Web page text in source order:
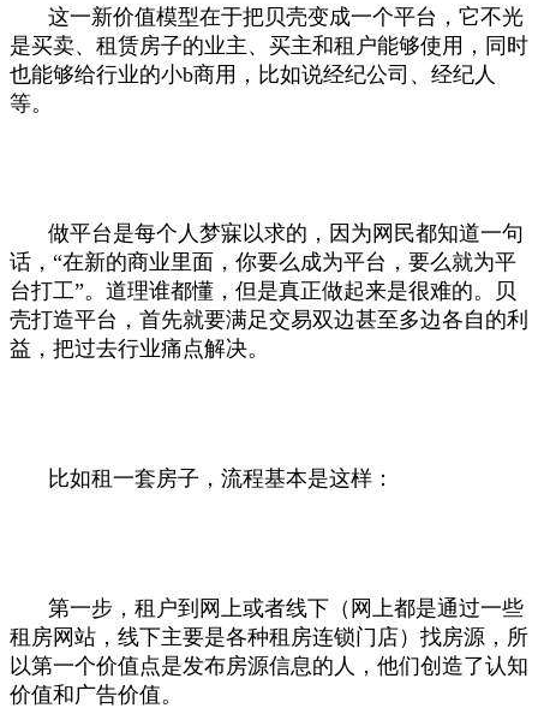
这一新价值模型在于把贝壳变成一个平台，它不光
是买卖、租赁房子的业主、买主和租户能够使用，同时
也能够给行业的小b商用，比如说经纪公司、经纪人
等。
做平台是每个人梦寐以求的，因为网民都知道一句
话，“在新的商业里面，你要么成为平台，要么就为平
台打工”。道理谁都懂，但是真正做起来是很难的。贝
壳打造平台，首先就要满足交易双边甚至多边各自的利
益，把过去行业痛点解决。
比如租一套房子，流程基本是这样：
第一步，租户到网上或者线下（网上都是通过一些
租房网站，线下主要是各种租房连锁门店）找房源，所
以第一个价值点是发布房源信息的人，他们创造了认知
价值和广告价值。